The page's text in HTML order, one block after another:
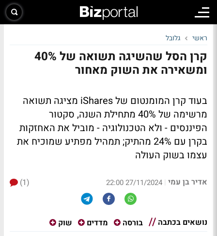
ראשי גלובל
קרן הסל שהשיגה תשואה של 40%
ומשאירה את השוק מאחור
בעוד קרן המומנטום של iShares מציגה תשואה
מרשימה של 40% מתחילת השנה, סקטור
הפיננסים - ולא הטכנולוגיה - מוביל את האחזקות
בקרן עם 24% מהתיק; תמהיל מפתיע שמוכיח את
עצמו בשוק העולה
אדיר בן עמי |
27/11/2024 22:00
(1)
נושאים בכתבה בורסה מדדים שוק